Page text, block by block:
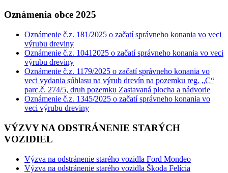
Oznámenia obce 2025
Oznámenie č.z. 181/2025 o začatí správneho konania vo veci
výrubu dreviny
Oznámenie č.z. 10412025 o začatí správneho konania vo veci
výrubu dreviny
Oznámenie č.z. 1179/2025 o začatí správneho konania vo
veci vydania súhlasu na výrub drevín na pozemku reg. „C“
parc.č. 274/5, druh pozemku Zastavaná plocha a nádvorie
Oznámenie č.z. 1345/2025 o začatí správneho konania vo
veci výrubu dreviny
VÝZVY NA ODSTRÁNENIE STARÝCH
VOZIDIEL
Výzva na odstránenie starého vozidla Ford Mondeo
Výzva na odstránenie starého vozidla Škoda Felícia